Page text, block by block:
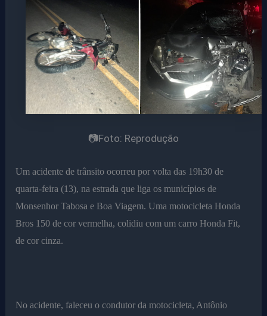
📷Foto: Reprodução
Um acidente de trânsito ocorreu por volta das 19h30 de
quarta-feira (13), na estrada que liga os municípios de
Monsenhor Tabosa e Boa Viagem. Uma motocicleta Honda
Bros 150 de cor vermelha, colidiu com um carro Honda Fit,
de cor cinza.
No acidente, faleceu o condutor da motocicleta, Antônio